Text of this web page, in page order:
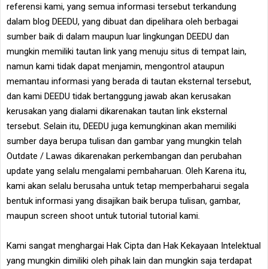
referensi kami, yang semua informasi tersebut terkandung
dalam blog DEEDU, yang dibuat dan dipelihara oleh berbagai
sumber baik di dalam maupun luar lingkungan DEEDU dan
mungkin memiliki tautan link yang menuju situs di tempat lain,
namun kami tidak dapat menjamin, mengontrol ataupun
memantau informasi yang berada di tautan eksternal tersebut,
dan kami DEEDU tidak bertanggung jawab akan kerusakan
kerusakan yang dialami dikarenakan tautan link eksternal
tersebut. Selain itu, DEEDU juga kemungkinan akan memiliki
sumber daya berupa tulisan dan gambar yang mungkin telah
Outdate / Lawas dikarenakan perkembangan dan perubahan
update yang selalu mengalami pembaharuan. Oleh Karena itu,
kami akan selalu berusaha untuk tetap memperbaharui segala
bentuk informasi yang disajikan baik berupa tulisan, gambar,
maupun screen shoot untuk tutorial tutorial kami.
Kami sangat menghargai Hak Cipta dan Hak Kekayaan Intelektual
yang mungkin dimiliki oleh pihak lain dan mungkin saja terdapat